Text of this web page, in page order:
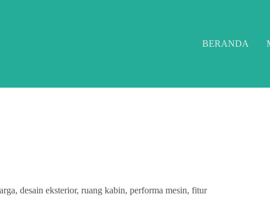
BERANDA
desain eksterior, ruang kabin, performa mesin, fitur